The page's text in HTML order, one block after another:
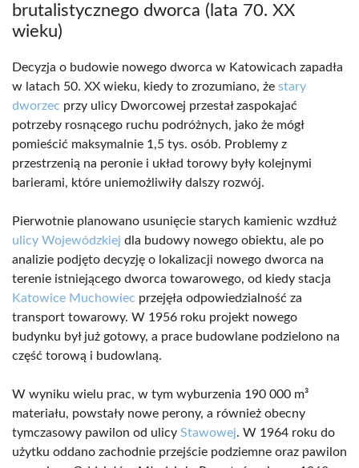
brutalistycznego dworca (lata 70. XX
wieku)
Decyzja o budowie nowego dworca w Katowicach zapadła
w latach 50. XX wieku, kiedy to zrozumiano, że stary
dworzec przy ulicy Dworcowej przestał zaspokajać
potrzeby rosnącego ruchu podróżnych, jako że mógł
pomieścić maksymalnie 1,5 tys. osób. Problemy z
przestrzenią na peronie i układ torowy były kolejnymi
barierami, które uniemożliwiły dalszy rozwój.
Pierwotnie planowano usunięcie starych kamienic wzdłuż
ulicy Wojewódzkiej dla budowy nowego obiektu, ale po
analizie podjęto decyzję o lokalizacji nowego dworca na
terenie istniejącego dworca towarowego, od kiedy stacja
Katowice Muchowiec przejęła odpowiedzialność za
transport towarowy. W 1956 roku projekt nowego
budynku był już gotowy, a prace budowlane podzielono na
część torową i budowlaną.
W wyniku wielu prac, w tym wyburzenia 190 000 m³
materiału, powstały nowe perony, a również obecny
tymczasowy pawilon od ulicy Stawowej. W 1964 roku do
użytku oddano zachodnie przejście podziemne oraz pawilon